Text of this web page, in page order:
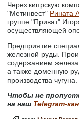
Через кипрскую
"Метинвест" Рината
группе "Приват"
осуществляющей
Предприятие
железной руды.
содержанием железа
а также доменную
производства чугуна.
Чтобы не
на наш Telegram-